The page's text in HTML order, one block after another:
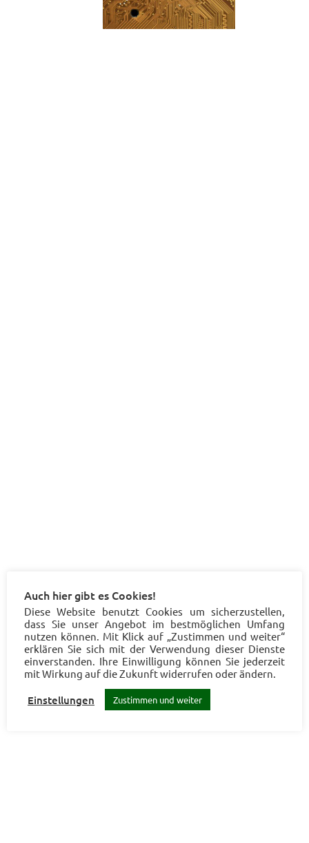
Auch hier gibt es Cookies!
Diese Website benutzt Cookies um sicherzustellen,
dass Sie unser Angebot im bestmöglichen Umfang
nutzen können. Mit Klick auf „Zustimmen und weiter“
erklären Sie sich mit der Verwendung dieser Dienste
einverstanden. Ihre Einwilligung können Sie jederzeit
mit Wirkung auf die Zukunft widerrufen oder ändern.
Einstellungen Zustimmen und weiter